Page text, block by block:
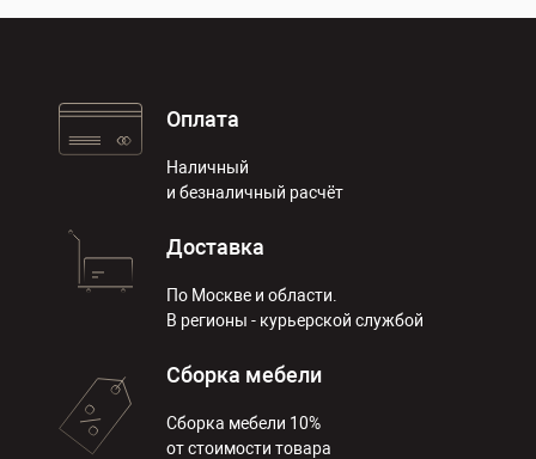
Оплата
Наличный
и безналичный расчёт
Доставка
По Москве и области.
В регионы - курьерской службой
Сборка мебели
Сборка мебели 10%
от стоимости товара